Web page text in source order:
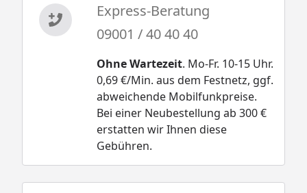
Express-Beratung
09001 / 40 40 40
Ohne Wartezeit. Mo-Fr. 10-15 Uhr.
0,69 €/Min. aus dem Festnetz, ggf.
abweichende Mobilfunkpreise.
Bei einer Neubestellung ab 300 €
erstatten wir Ihnen diese
Gebühren.